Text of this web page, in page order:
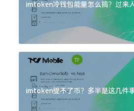
imtoken冷钱包能量怎么搞？过来
imtoken提不了币？多半是这几件